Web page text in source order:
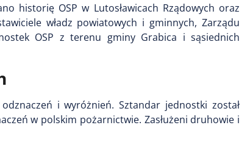
historię OSP w Lutosławicach Rządowych oraz
władz powiatowych i gminnych, Zarządu
OSP z terenu gminy Grabica i sąsiednich
i wyróżnień. Sztandar jednostki został
w polskim pożarnictwie. Zasłużeni druhowie i